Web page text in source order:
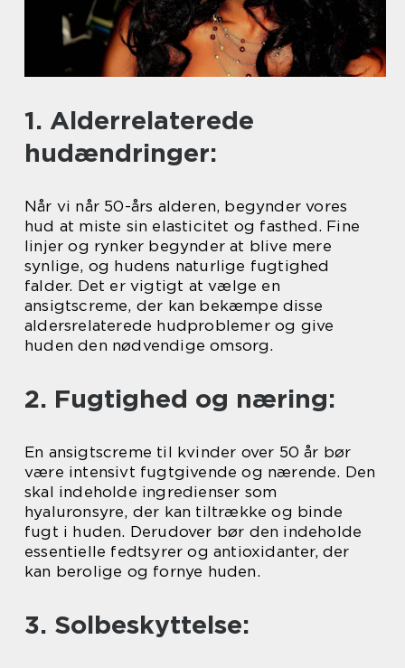
1. Alderrelaterede
hudændringer:
Når vi når 50-års alderen, begynder vores
hud at miste sin elasticitet og fasthed. Fine
linjer og rynker begynder at blive mere
synlige, og hudens naturlige fugtighed
falder. Det er vigtigt at vælge en
ansigtscreme, der kan bekæmpe disse
aldersrelaterede hudproblemer og give
huden den nødvendige omsorg.
2. Fugtighed og næring:
En ansigtscreme til kvinder over 50 år bør
være intensivt fugtgivende og nærende. Den
skal indeholde ingredienser som
hyaluronsyre, der kan tiltrække og binde
fugt i huden. Derudover bør den indeholde
essentielle fedtsyrer og antioxidanter, der
kan berolige og fornye huden.
3. Solbeskyttelse: